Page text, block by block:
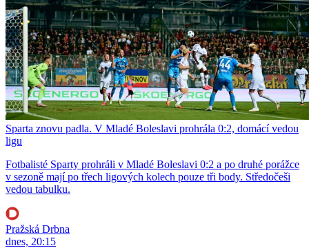
Sparta znovu padla. V Mladé Boleslavi prohrála 0:2, domácí vedou
ligu
Fotbalisté Sparty prohráli v Mladé Boleslavi 0:2 a po druhé porážce
v sezoně mají po třech ligových kolech pouze tři body. Středočeši
vedou tabulku.
Pražská Drbna
dnes, 20:15